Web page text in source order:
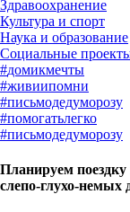
#домикмечты
#живиипомни
#письмодедуморозу
#помогатьлегко
#письмодедуморозу
Планируем
слепо-глухо-немых